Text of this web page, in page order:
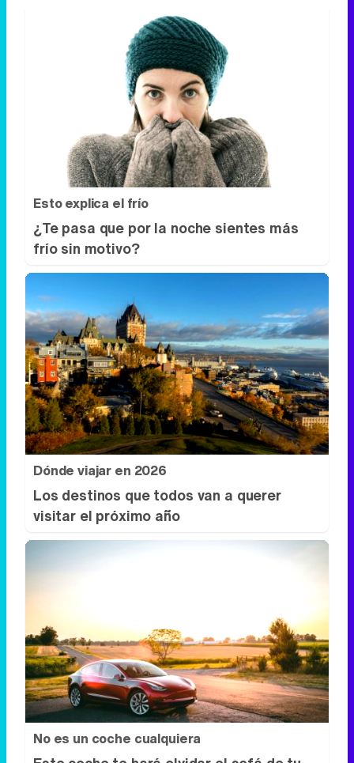
Esto explica el frío
¿Te pasa que por la noche sientes más
frío sin motivo?
Dónde viajar en 2026
Los destinos que todos van a querer
visitar el próximo año
No es un coche cualquiera